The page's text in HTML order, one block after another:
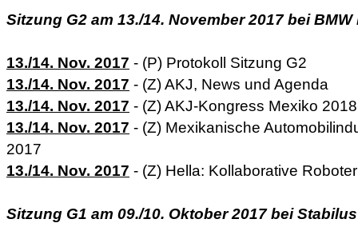
Sitzung G2 am 13./14. November 2017 bei BMW
13./14. Nov. 2017 - (P) Protokoll Sitzung G2
13./14. Nov. 2017 - (Z) AKJ, News und Agenda
13./14. Nov. 2017 - (Z) AKJ-Kongress Mexiko
13./14. Nov. 2017 - (Z) Mexikanische
2017
13./14. Nov. 2017 - (Z) Hella: Kollaborative Roboter
Sitzung G1 am 09./10. Oktober 2017 bei